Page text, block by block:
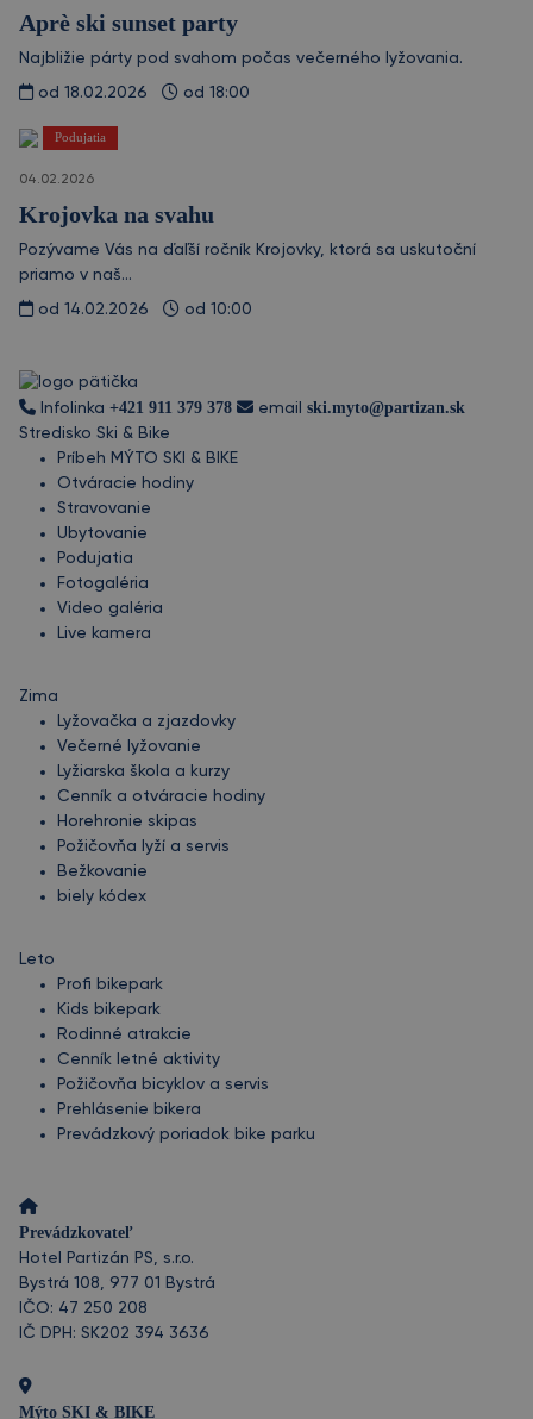
Aprè ski sunset party
Najbližie párty pod svahom počas večerného lyžovania.
od 18.02.2026 od 18:00
Podujatia
04.02.2026
Krojovka na svahu
Pozývame Vás na ďaľší ročník Krojovky, ktorá sa uskutoční
priamo v naš...
od 14.02.2026 od 10:00
Infolinka +421 911 379 378 email ski.myto@partizan.sk
Stredisko Ski & Bike
Príbeh MÝTO SKI & BIKE
Otváracie hodiny
Stravovanie
Ubytovanie
Podujatia
Fotogaléria
Video galéria
Live kamera
Zima
Lyžovačka a zjazdovky
Večerné lyžovanie
Lyžiarska škola a kurzy
Cenník a otváracie hodiny
Horehronie skipas
Požičovňa lyží a servis
Bežkovanie
biely kódex
Leto
Profi bikepark
Kids bikepark
Rodinné atrakcie
Cenník letné aktivity
Požičovňa bicyklov a servis
Prehlásenie bikera
Prevádzkový poriadok bike parku
Prevádzkovateľ
Hotel Partizán PS, s.r.o.
Bystrá 108, 977 01 Bystrá
IČO: 47 250 208
IČ DPH: SK202 394 3636
Mýto SKI & BIKE